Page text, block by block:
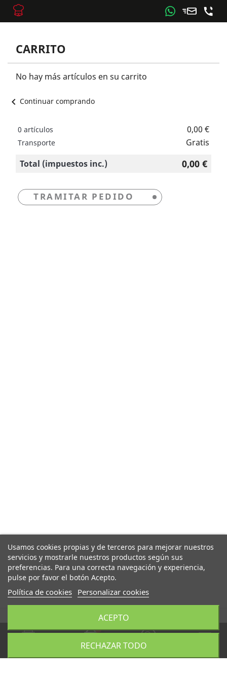
Carrito Buscar
CARRITO
No hay más artículos en su carrito
chevron_left Continuar comprando
0 artículos 0,00 €
Transporte
Gratis
Total (impuestos inc.)
0,00 €
TRAMITAR PEDIDO
Usamos cookies propias y de terceros para mejorar nuestros
servicios y mostrarle nuestros productos según sus
preferencias. Para una correcta navegación y experiencia,
pulse por favor el botón Acepto.
Política de cookies Personalizar cookies
RECHAZAR TODO
ACEPTO